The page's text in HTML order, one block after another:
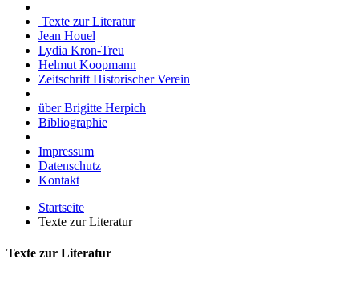
Texte zur Literatur
Jean Houel
Lydia Kron-Treu
Helmut Koopmann
Zeitschrift Historischer Verein
über Brigitte Herpich
Bibliographie
Impressum
Datenschutz
Kontakt
Startseite
Texte zur Literatur
Texte zur Literatur